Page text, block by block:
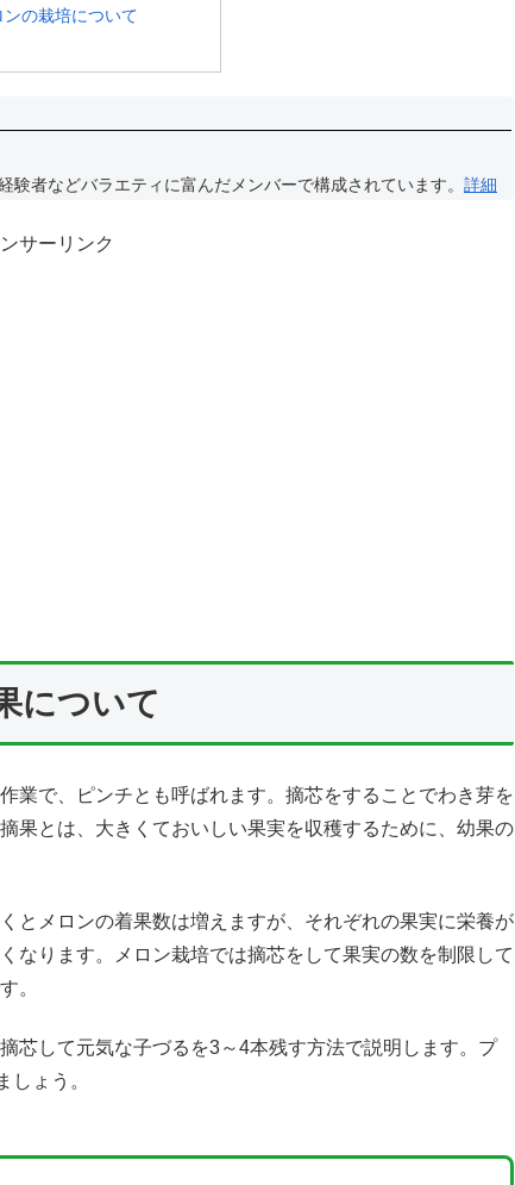
の栽培について
者などバラエティに富んだメンバーで構成されています。 詳細
サーリンク
について
業で、ピンチとも呼ばれます。摘芯をすることでわき芽を
果とは、大きくておいしい果実を収穫するために、幼果の
とメロンの着果数は増えますが、それぞれの果実に栄養が
なります。メロン栽培では摘芯をして果実の数を制限して
。
芯して元気な子づるを3～4本残す方法で説明します。プ
ょう。